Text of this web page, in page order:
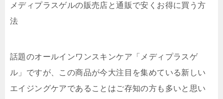
メディプラスゲルの販売店と通販で安くお得に買う方
法
話題のオールインワンスキンケア「メディプラスゲ
ル」ですが、この商品が今大注目を集めている新しい
エイジングケアであることはご存知の方も多いと思い